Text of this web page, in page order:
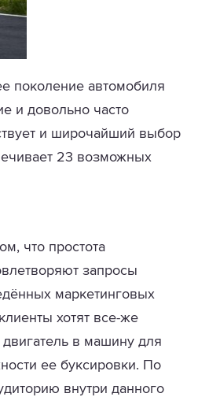
поколение автомобиля
и довольно часто
и широчайший выбор
23 возможных
что простота
запросы
маркетинговых
хотят все-же
в машину для
ее буксировки. По
внутри данного